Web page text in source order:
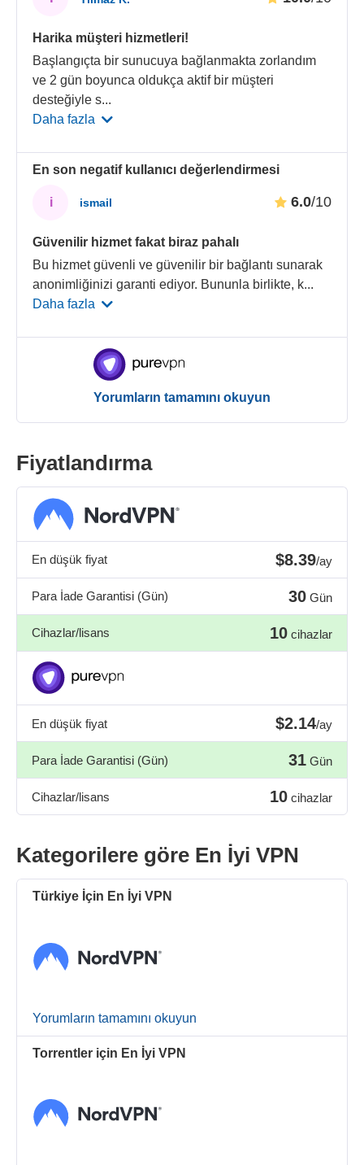
Harika müşteri hizmetleri!
Başlangıçta bir sunucuya bağlanmakta zorlandım
ve 2 gün boyunca oldukça aktif bir müşteri
desteğiyle s...
Daha fazla
En son negatif kullanıcı değerlendirmesi
i ismail 6.0/10
Güvenilir hizmet fakat biraz pahalı
Bu hizmet güvenli ve güvenilir bir bağlantı sunarak
anonimliğinizi garanti ediyor. Bununla birlikte, k...
Daha fazla
Yorumların tamamını okuyun
Fiyatlandırma
En düşük fiyat $8.39/ay
Para İade Garantisi (Gün) 30 Gün
Cihazlar/lisans 10 cihazlar
En düşük fiyat $2.14/ay
Para İade Garantisi (Gün) 31 Gün
Cihazlar/lisans 10 cihazlar
Kategorilere göre En İyi VPN
Türkiye İçin En İyi VPN
Yorumların tamamını okuyun
Torrentler için En İyi VPN